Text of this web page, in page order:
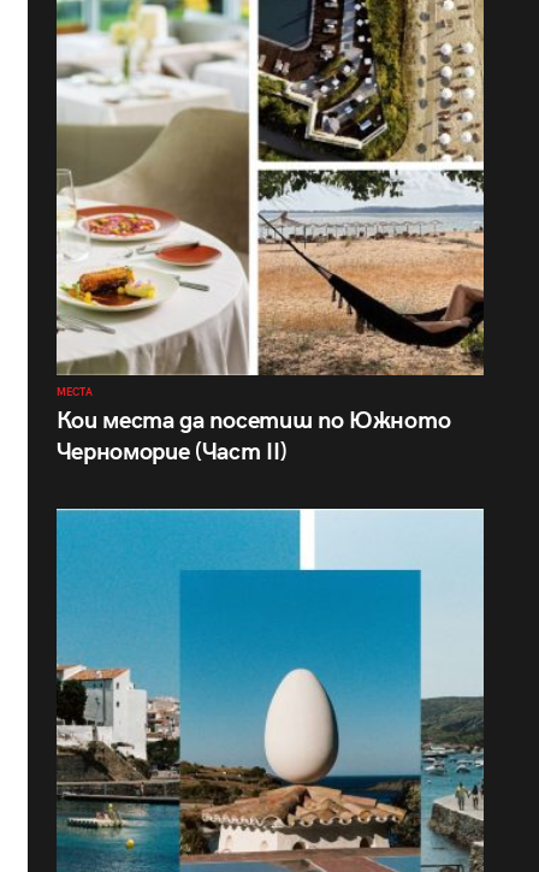
МЕСТА
Кои места да посетиш по Южното
Черноморие (Част II)